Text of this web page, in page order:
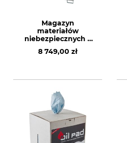
Magazyn
materiałów
niebezpiecznych z
wentylacją
krzyżową
8 749,00 zł